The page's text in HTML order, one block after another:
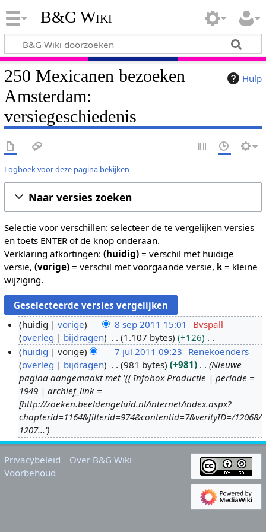
B&G Wiki
Hulp
250 Mexicanen bezoeken
Amsterdam:
versiegeschiedenis
Logboek voor deze pagina bekijken
Naar versies zoeken
Selectie voor verschillen: selecteer de te vergelijken versies
en toets ENTER of de knop onderaan.
Verklaring afkortingen: (huidig)= verschil met huidige
versie, (vorige)= verschil met voorgaande versie, k= kleine
wijziging.
s
huidig vorige 8 sep 2011 15:01
Bvspall
overleg
bijdragen 1.107 bytes
+126
G
e
e
n
b
e
w
e
1
1
huidig vorige 7 jul 2011 09:23 Renekoenders
overleg
bijdragen 981 bytes +981
Nieuwe
pagina aangemaakt met '{{ Infobox Productie | periode =
1949 | archief_link =
[http://zoeken.beeldengeluid.nl/internet/index.aspx?
chapterid=1164&filterid=974&contentid=7&verityID=/12068/
1207...'
Privacybeleid
Over B&G Wiki
Voorbehoud